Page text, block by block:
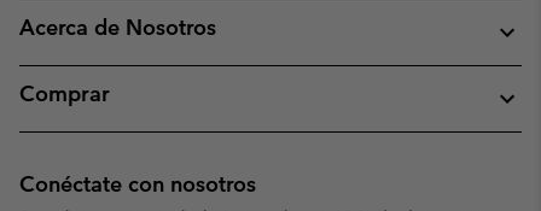
Acerca de Nosotros
Comprar
Conéctate con nosotros